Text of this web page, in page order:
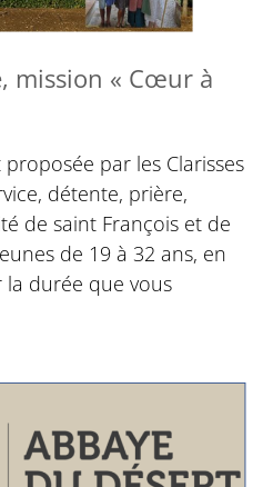
mission « Cœur à
par les Clarisses
détente, prière,
de saint François et de
de 19 à 32 ans, en
durée que vous